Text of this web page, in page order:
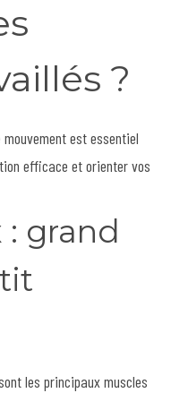
?
est essentiel
efficace et orienter vos
: grand
les principaux muscles